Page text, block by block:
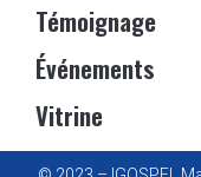
Témoignage
Événements
Vitrine